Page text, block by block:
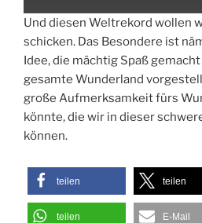
Und diesen Weltrekord wollen
schicken. Das Besondere ist
Idee, die mächtig Spaß
gesamte Wunderland
große Aufmerksamkeit fürs
könnte, die wir in dieser
können.
teilen teilen
teilen E-Mail